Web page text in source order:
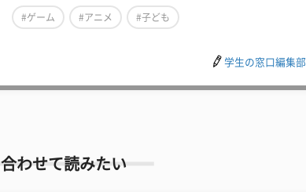
#ゲーム #アニメ #子ども
学生の窓口編集部
合わせて読みたい